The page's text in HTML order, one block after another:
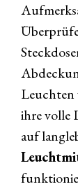
Leuchten
ihre volle
auf